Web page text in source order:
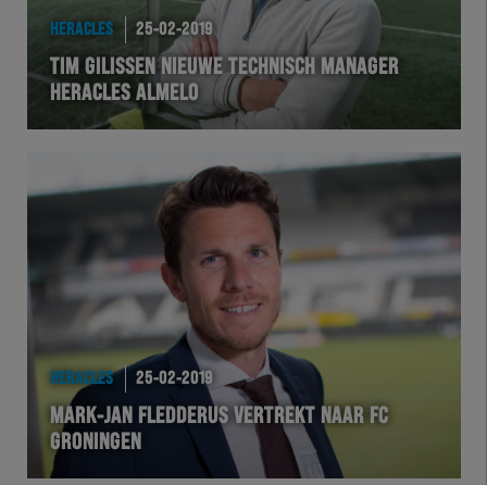
HERACLES 25-02-2019
TIM GILISSEN NIEUWE TECHNISCH MANAGER
HERACLES ALMELO
HERACLES 25-02-2019
MARK-JAN FLEDDERUS VERTREKT NAAR FC
GRONINGEN